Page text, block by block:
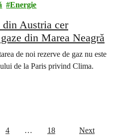
Energie
din Austria cer
din Marea Neagră
de noi rezerve de gaz nu este
de la Paris privind Clima.
4 … 18 Next